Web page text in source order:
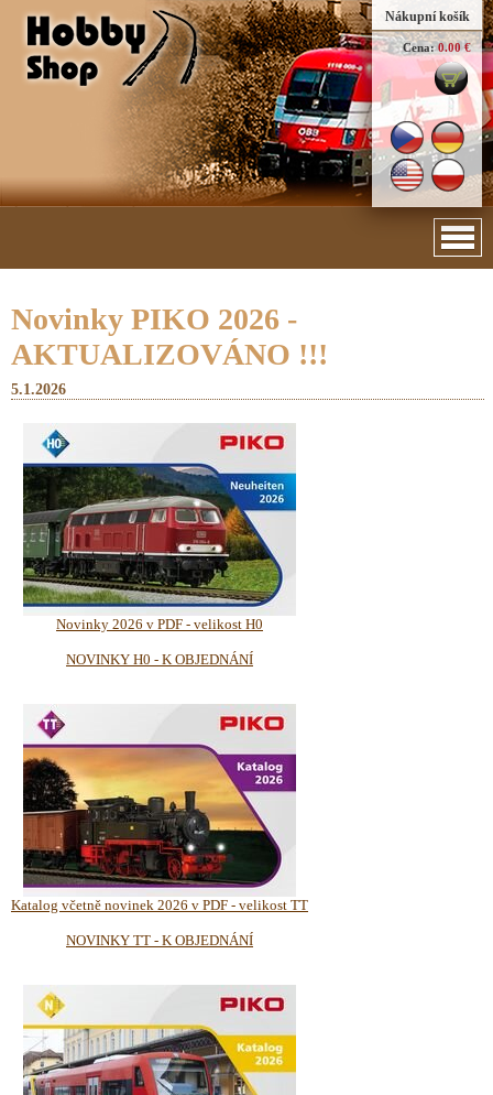
Nákupní košík
Cena: 0.00 €
Novinky PIKO 2026 -
AKTUALIZOVÁNO !!!
5.1.2026
Novinky 2026 v PDF - velikost H0
NOVINKY H0 - K OBJEDNÁNÍ
Katalog včetně novinek 2026 v PDF - velikost TT
NOVINKY TT - K OBJEDNÁNÍ